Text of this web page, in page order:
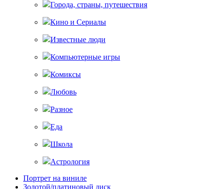
Города, страны, путешествия
Кино и Сериалы
Известные люди
Компьютерные игры
Комиксы
Любовь
Разное
Еда
Школа
Астрология
Портрет на виниле
Золотой/платиновый диск